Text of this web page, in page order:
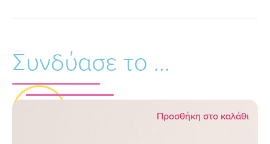
Συνδύασε το ...
Προσθήκη στο καλάθι